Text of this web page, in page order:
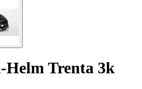
Helm Trenta 3k